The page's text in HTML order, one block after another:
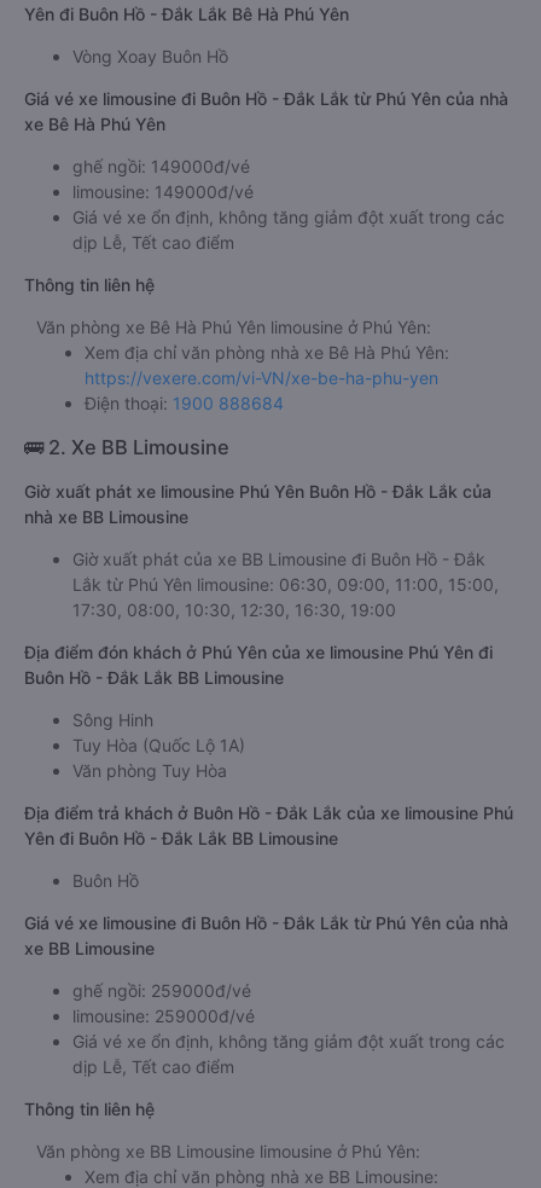
Yên đi Buôn Hồ - Đắk Lắk Bê Hà Phú Yên
Vòng Xoay Buôn Hồ
Giá vé xe limousine đi Buôn Hồ - Đắk Lắk từ Phú Yên của nhà
xe Bê Hà Phú Yên
ghế ngồi: 149000đ/vé
limousine: 149000đ/vé
Giá vé xe ổn định, không tăng giảm đột xuất trong các
dịp Lễ, Tết cao điểm
Thông tin liên hệ
Văn phòng xe Bê Hà Phú Yên limousine ở Phú Yên:
Xem địa chỉ văn phòng nhà xe Bê Hà Phú Yên:
https://vexere.com/vi-VN/xe-be-ha-phu-yen
Điện thoại: 1900 888684
🚌 2. Xe BB Limousine
Giờ xuất phát xe limousine Phú Yên Buôn Hồ - Đắk Lắk của
nhà xe BB Limousine
Giờ xuất phát của xe BB Limousine đi Buôn Hồ - Đắk
Lắk từ Phú Yên limousine: 06:30, 09:00, 11:00, 15:00,
17:30, 08:00, 10:30, 12:30, 16:30, 19:00
Địa điểm đón khách ở Phú Yên của xe limousine Phú Yên đi
Buôn Hồ - Đắk Lắk BB Limousine
Sông Hinh
Tuy Hòa (Quốc Lộ 1A)
Văn phòng Tuy Hòa
Địa điểm trả khách ở Buôn Hồ - Đắk Lắk của xe limousine Phú
Yên đi Buôn Hồ - Đắk Lắk BB Limousine
Buôn Hồ
Giá vé xe limousine đi Buôn Hồ - Đắk Lắk từ Phú Yên của nhà
xe BB Limousine
ghế ngồi: 259000đ/vé
limousine: 259000đ/vé
Giá vé xe ổn định, không tăng giảm đột xuất trong các
dịp Lễ, Tết cao điểm
Thông tin liên hệ
Văn phòng xe BB Limousine limousine ở Phú Yên:
Xem địa chỉ văn phòng nhà xe BB Limousine: